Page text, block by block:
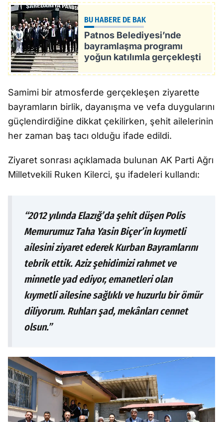
BU HABERE DE BAK
Patnos Belediyesi’nde
bayramlaşma programı
yoğun katılımla gerçekleşti
Samimi bir atmosferde gerçekleşen ziyarette
bayramların birlik, dayanışma ve vefa duygularını
güçlendirdiğine dikkat çekilirken, şehit ailelerinin
her zaman baş tacı olduğu ifade edildi.
Ziyaret sonrası açıklamada bulunan AK Parti Ağrı
Milletvekili Ruken Kilerci, şu ifadeleri kullandı:
“2012 yılında Elazığ’da şehit düşen Polis
Memurumuz Taha Yasin Biçer’in kıymetli
ailesini ziyaret ederek Kurban Bayramlarını
tebrik ettik. Aziz şehidimizi rahmet ve
minnetle yad ediyor, emanetleri olan
kıymetli ailesine sağlıklı ve huzurlu bir ömür
diliyorum. Ruhları şad, mekânları cennet
olsun.”